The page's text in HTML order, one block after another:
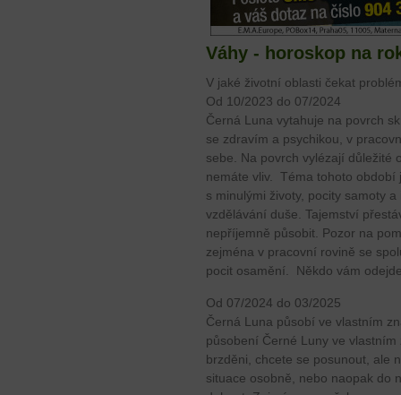
Váhy - horoskop na
V jaké životní oblasti čekat
Od 10/2023 do 07/2024
Černá Luna vytahuje na povrch
se zdravím a psychikou, v
sebe. Na povrch vylézají důležité
nemáte vliv. Téma tohoto
s minulými životy, pocity samoty
vzdělávání duše. Tajemství
nepříjemně působit. Pozor na
zejména v pracovní rovině se
pocit osamění. Někdo vám
Od 07/2024 do 03/2025
Černá Luna působí ve vlastním
působení Černé Luny ve
brzděni, chcete se posunout, ale
situace osobně, nebo naopak do